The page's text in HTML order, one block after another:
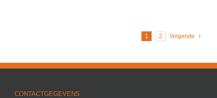
1 2 Volgende
CONTACTGEGEVENS